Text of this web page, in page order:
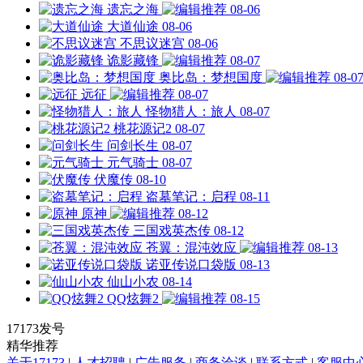
遗忘之海
08-06
大道仙途 08-06
不思议迷宫 08-06
诡影藏锋
08-07
奥比岛：梦想国度
08-07
远征
08-07
怪物猎人：旅人 08-07
桃花源记2 08-07
问剑长生 08-07
元气骑士 08-07
伏魔传 08-10
盗墓笔记：启程 08-11
原神
08-12
三国戏英杰传 08-12
苍翼：混沌效应
08-13
诺亚传说口袋版 08-13
仙山小农 08-14
QQ炫舞2
08-15
17173发号
精华推荐